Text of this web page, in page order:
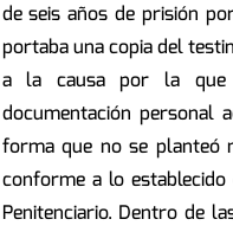
de seis años de prisión
portaba una copia del
a la causa por la que
documentación personal
forma que no se planteó
conforme a lo
Penitenciario. Dentro de